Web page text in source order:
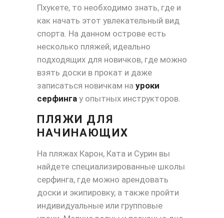
Пхукете, то необходимо знать, где и
как начать этот увлекательный вид
спорта. На данном острове есть
несколько пляжей, идеально
подходящих для новичков, где можно
взять доски в прокат и даже
записаться новичкам на уроки
серфинга у опытных инструкторов.
ПЛЯЖИ ДЛЯ
НАЧИНАЮЩИХ
На пляжах Карон, Ката и Сурин вы
найдете специализированные школы
серфинга, где можно арендовать
доски и экипировку, а также пройти
индивидуальные или групповые